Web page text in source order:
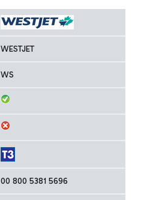
WESTJET
WS
00 800 5381 5696